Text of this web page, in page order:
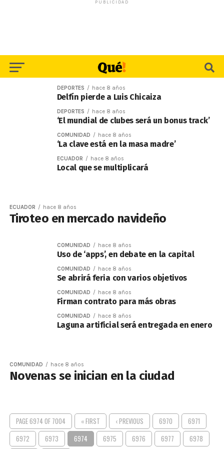
PUBLICIDAD
DEPORTES hace 8 años
Delfín pierde a Luis Chicaiza
DEPORTES hace 8 años
‘El mundial de clubes será un bonus track’
COMUNIDAD hace 8 años
‘La clave está en la masa madre’
ECUADOR hace 8 años
Local que se multiplicará
ECUADOR hace 8 años
Tiroteo en mercado navideño
COMUNIDAD hace 8 años
Uso de ‘apps’, en debate en la capital
COMUNIDAD hace 8 años
Se abrirá feria con varios objetivos
COMUNIDAD hace 8 años
Firman contrato para más obras
COMUNIDAD hace 8 años
Laguna artificial será entregada en enero
COMUNIDAD hace 8 años
Novenas se inician en la ciudad
PAGE 6974 OF 7004 « FIRST ‹ PREVIOUS 6970
6971
6972
6973 6974 6975 6976 6977 6978